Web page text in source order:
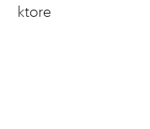
ktore